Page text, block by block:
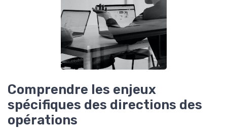
Comprendre les enjeux
spécifiques des directions des
opérations